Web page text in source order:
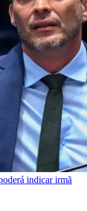
indicar irmã